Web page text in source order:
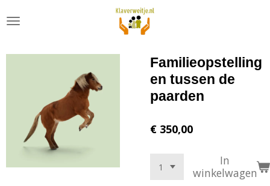
direct
Familieopstelling
en tussen de
paarden
€ 350,00
In
winkelwagen